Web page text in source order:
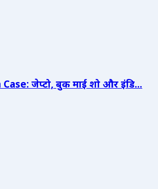
जेप्टो, बुक माई शो और इंडि...